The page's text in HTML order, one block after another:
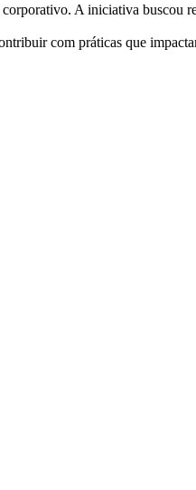
A iniciativa buscou
com práticas que